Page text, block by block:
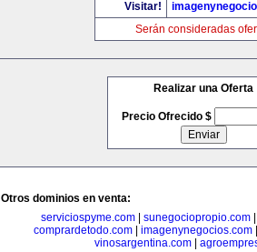
Visitar!
Serán consideradas
Realizar una Oferta
Precio Ofrecido $
Otros dominios en venta:
serviciospyme.com
sunegociopropio.com
comprardetodo.com
imagenynegocios.com
vinosargentina.com|